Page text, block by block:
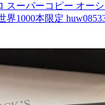
スーパーコピー オー
界1000本限定